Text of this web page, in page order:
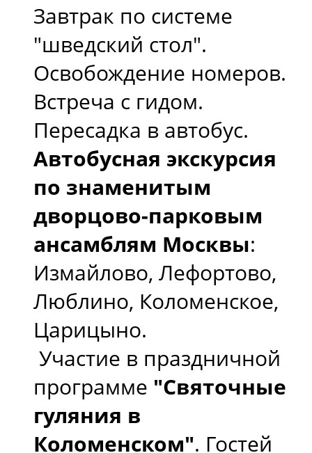
Завтрак по системе
"шведский стол".
Освобождение номеров.
Встреча с гидом.
Пересадка в автобус.
Автобусная экскурсия
по знаменитым
дворцово-парковым
ансамблям Москвы:
Измайлово, Лефортово,
Люблино, Коломенское,
Царицыно.
Участие в праздничной
программе "Святочные
гуляния в
Коломенском". Гостей